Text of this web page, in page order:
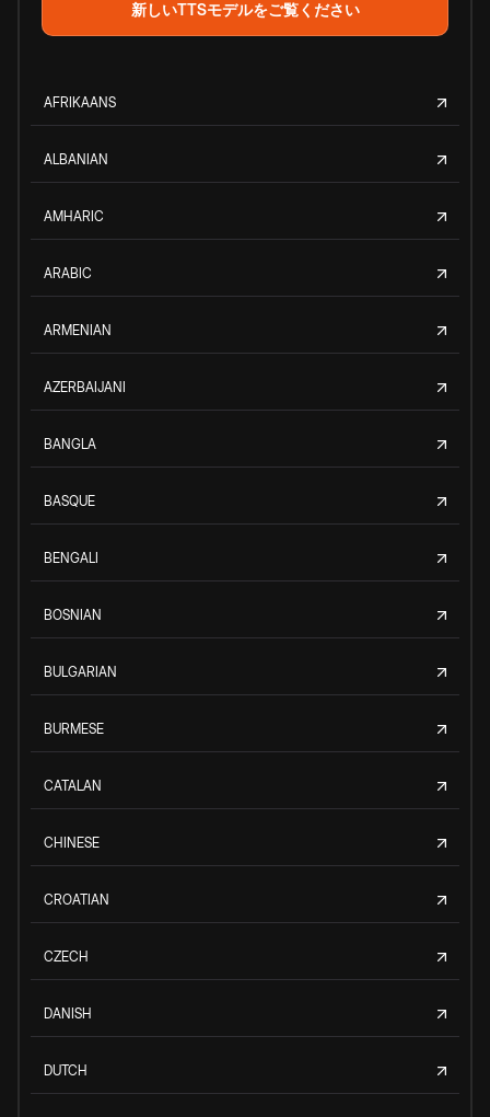
新しいTTSモデルをご覧ください
AFRIKAANS
ALBANIAN
AMHARIC
ARABIC
ARMENIAN
AZERBAIJANI
BANGLA
BASQUE
BENGALI
BOSNIAN
BULGARIAN
BURMESE
CATALAN
CHINESE
CROATIAN
CZECH
DANISH
DUTCH